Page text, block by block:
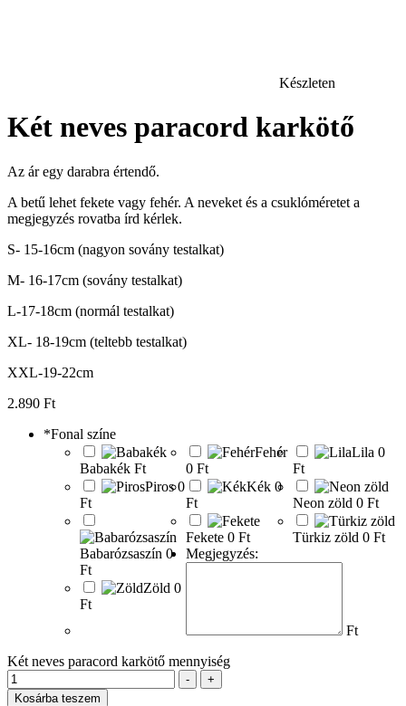
Készleten
Két neves paracord karkötő
Az ár egy darabra értendő.
A betű lehet fekete vagy fehér. A neveket és a csuklóméretet a
megjegyzés rovatba írd kérlek.
S- 15-16cm (nagyon sovány testalkat)
M- 16-17cm (sovány testalkat)
L-17-18cm (normál testalkat)
XL- 18-19cm (teltebb testalkat)
XXL-19-22cm
2.890 Ft
*Fonal színe
Babakék Ft
Fehér
0 Ft
Lila 0
Ft
Piros 0
Ft
Kék 0
Ft
Neon zöld 0 Ft
Babarózsaszín 0
Ft
Fekete 0 Ft Türkiz zöld 0 Ft
Zöld 0
Ft
Megjegyzés:
Ft
Két neves paracord karkötő mennyiség
-
+
Kosárba teszem